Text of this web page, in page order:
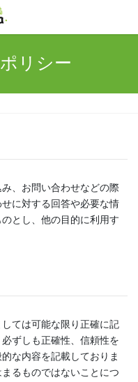
リシー
、お問い合わせなどの際
に対する回答や必要な情
とし、他の目的に利用す
ては可能な限り正確に記
ずしも正確性、信頼性を
な内容を記載しておりま
るものではないことにつ